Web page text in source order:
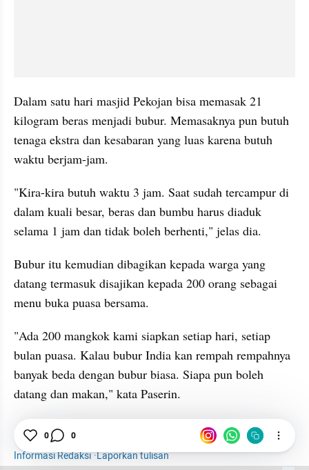
Dalam satu hari masjid Pekojan bisa memasak 21
kilogram beras menjadi bubur. Memasaknya pun butuh
tenaga ekstra dan kesabaran yang luas karena butuh
waktu berjam-jam.
"Kira-kira butuh waktu 3 jam. Saat sudah tercampur di
dalam kuali besar, beras dan bumbu harus diaduk
selama 1 jam dan tidak boleh berhenti," jelas dia.
Bubur itu kemudian dibagikan kepada warga yang
datang termasuk disajikan kepada 200 orang sebagai
menu buka puasa bersama.
"Ada 200 mangkok kami siapkan setiap hari, setiap
bulan puasa. Kalau bubur India kan rempah rempahnya
banyak beda dengan bubur biasa. Siapa pun boleh
datang dan makan," kata Paserin.
News Semarang Takjil
Ramadan
Informasi Redaksi·Laporkan tulisan
0 0